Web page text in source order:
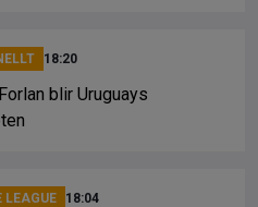
18:20
blir Uruguays
LEAGUE 18:04